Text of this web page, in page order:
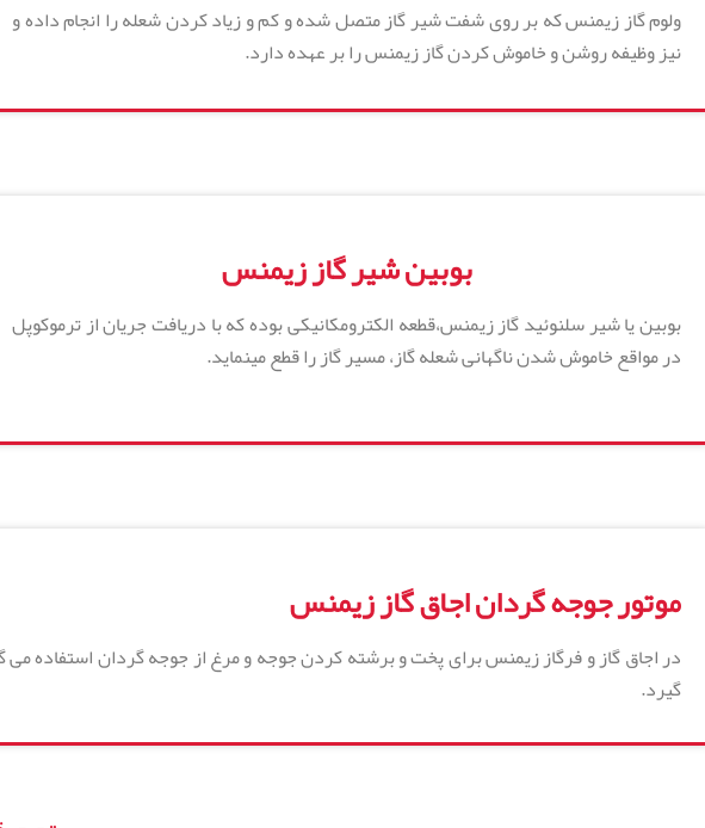
ولوم گاز زیمنس که بر روی شفت شیر گاز متصل شده و کم و زیاد کردن شعله را انجام داده و
نیز وظیفه روشن و خاموش کردن گاز زیمنس را بر عهده دارد.
بوبین شیر گاز زیمنس
بوبین یا شیر سلنوئید گاز زیمنس،قطعه الکترومکانیکی بوده که با دریافت جریان از ترموکوپل
در مواقع خاموش شدن ناگهانی شعله گاز، مسیر گاز را قطع مینماید.
موتور جوجه گردان اجاق گاز زیمنس
در اجاق گاز و فرگاز زیمنس برای پخت و برشته کردن جوجه و مرغ از جوجه گردان
گیرد.